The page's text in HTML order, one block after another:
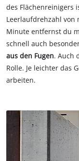
des Flächenreinigers
Leerlaufdrehzahl von
Minute entfernst du
schnell auch
aus den Fugen. Auch
Rolle. Je leichter das
arbeiten.